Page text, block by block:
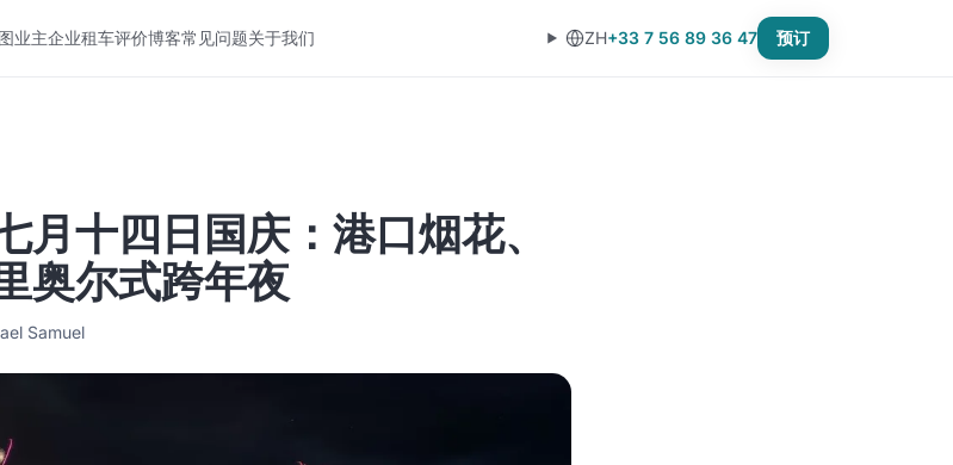
业主企业租车评价博客常见问题关于我们 ZH+33 7 56 89 36 47 预订
月十四日国庆：港口烟花、
奥尔式跨年夜
Samuel